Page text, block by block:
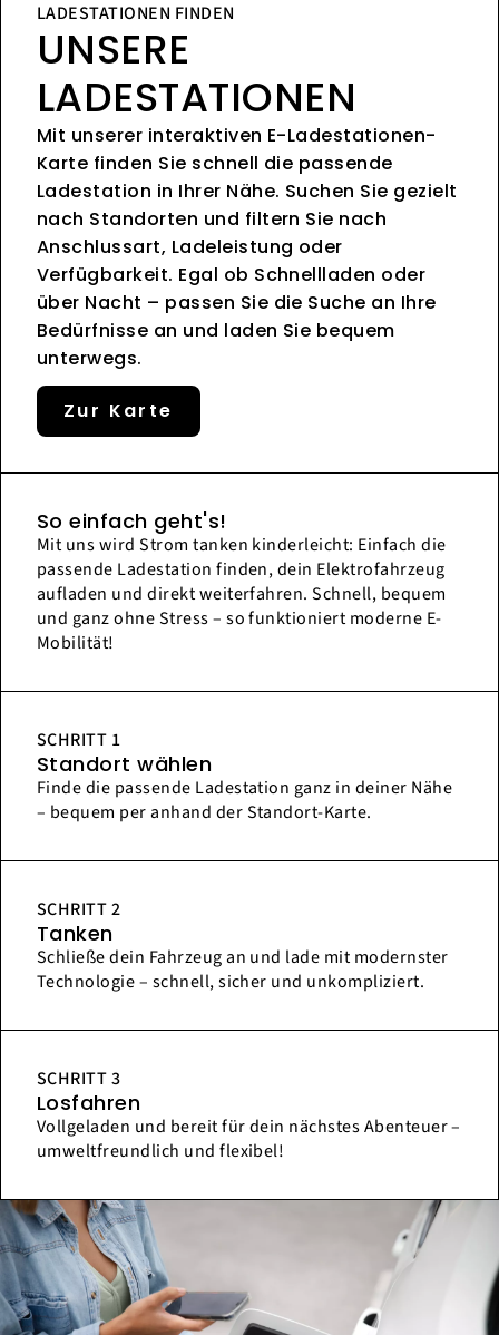
LADESTATIONEN FINDEN
UNSERE
LADESTATIONEN
Mit unserer interaktiven E-Ladestationen-
Karte finden Sie schnell die passende
Ladestation in Ihrer Nähe. Suchen Sie gezielt
nach Standorten und filtern Sie nach
Anschlussart, Ladeleistung oder
Verfügbarkeit. Egal ob Schnellladen oder
über Nacht – passen Sie die Suche an Ihre
Bedürfnisse an und laden Sie bequem
unterwegs.
Zur Karte
So einfach geht's!
Mit uns wird Strom tanken kinderleicht: Einfach die
passende Ladestation finden, dein Elektrofahrzeug
aufladen und direkt weiterfahren. Schnell, bequem
und ganz ohne Stress – so funktioniert moderne E-
Mobilität!
SCHRITT 1
Standort wählen
Finde die passende Ladestation ganz in deiner Nähe
– bequem per anhand der Standort-Karte.
SCHRITT 2
Tanken
Schließe dein Fahrzeug an und lade mit modernster
Technologie – schnell, sicher und unkompliziert.
SCHRITT 3
Losfahren
Vollgeladen und bereit für dein nächstes Abenteuer –
umweltfreundlich und flexibel!